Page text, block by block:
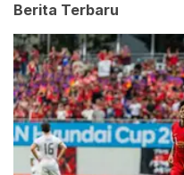
Berita Terbaru